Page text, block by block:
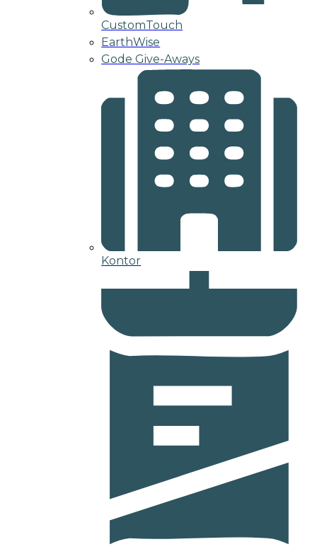
CustomTouch
EarthWise
Gode Give-Aways
Kontor